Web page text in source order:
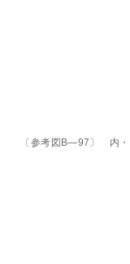
〔参考図B―97〕 内